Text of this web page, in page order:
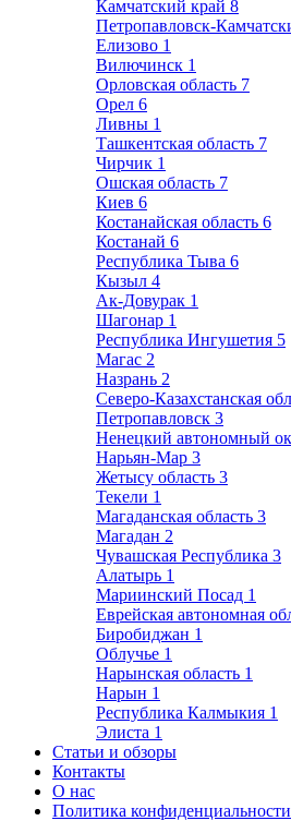
Камчатский край 8
Петропавловск-
Елизово 1
Вилючинск 1
Орловская область 7
Орел 6
Ливны 1
Ташкентская область 7
Чирчик 1
Ошская область 7
Киев 6
Костанайская область 6
Костанай 6
Республика Тыва 6
Кызыл 4
Ак-Довурак 1
Шагонар 1
Республика Ингушетия 5
Магас 2
Назрань 2
Северо-Казахстанская
Петропавловск 3
Ненецкий автономный
Нарьян-Мар 3
Жетысу область 3
Текели 1
Магаданская область 3
Магадан 2
Чувашская Республика 3
Алатырь 1
Мариинский Посад 1
Еврейская автономная
Биробиджан 1
Облучье 1
Нарынская область 1
Нарын 1
Республика Калмыкия 1
Элиста 1
Статьи и обзоры
Контакты
О нас
Политика конфиденциальности